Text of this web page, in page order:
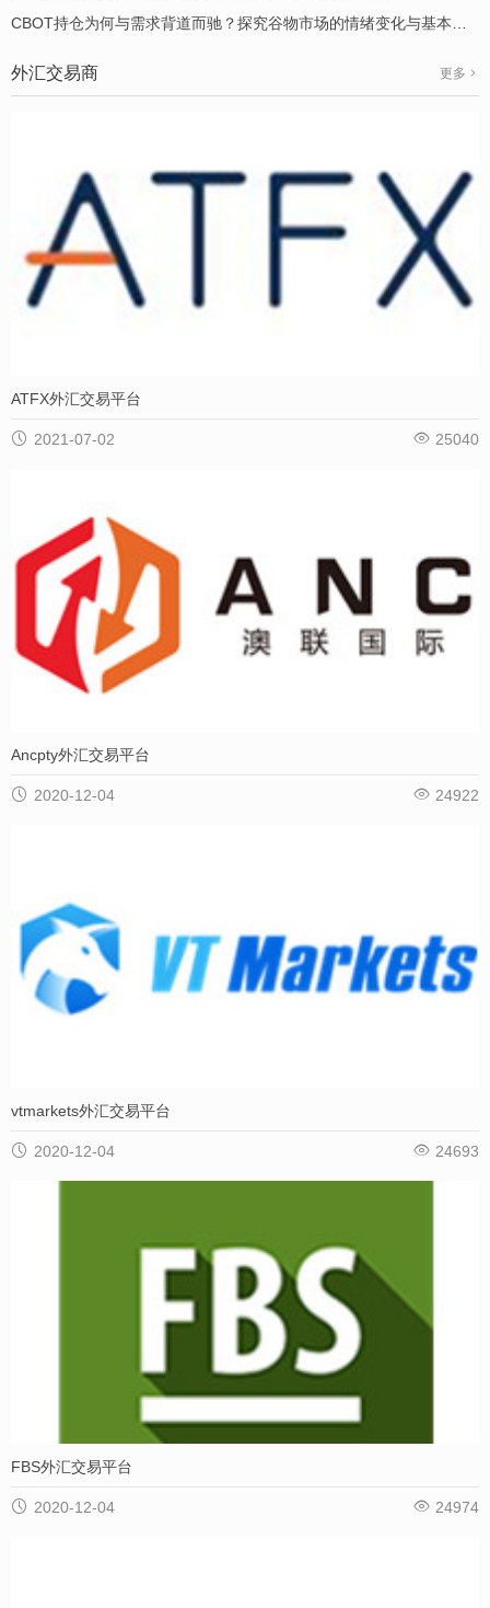
CBOT持仓为何与需求背道而驰？探究谷物市场的情绪变化与基本面背离！
外汇交易商 更多
ATFX外汇交易平台
 2021-07-02  25040
Ancpty外汇交易平台
 2020-12-04  24922
vtmarkets外汇交易平台
 2020-12-04  24693
FBS外汇交易平台
 2020-12-04  24974